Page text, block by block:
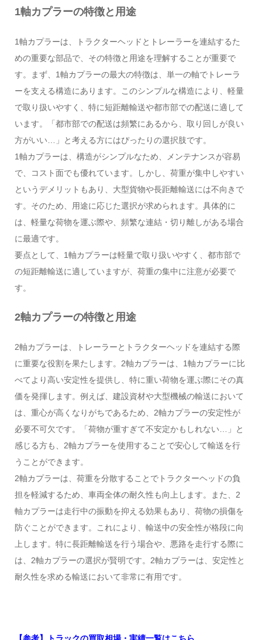
1軸カプラーの特徴と用途
1軸カプラーは、トラクターヘッドとトレーラーを連結するた
めの重要な部品で、その特徴と用途を理解することが重要で
す。まず、1軸カプラーの最大の特徴は、単一の軸でトレーラ
ーを支える構造にあります。このシンプルな構造により、軽量
で取り扱いやすく、特に短距離輸送や都市部での配送に適して
います。「都市部での配送は頻繁にあるから、取り回しが良い
方がいい…」と考える方にはぴったりの選択肢です。
1軸カプラーは、構造がシンプルなため、メンテナンスが容易
で、コスト面でも優れています。しかし、荷重が集中しやすい
というデメリットもあり、大型貨物や長距離輸送には不向きで
す。そのため、用途に応じた選択が求められます。具体的に
は、軽量な荷物を運ぶ際や、頻繁な連結・切り離しがある場合
に最適です。
要点として、1軸カプラーは軽量で取り扱いやすく、都市部で
の短距離輸送に適していますが、荷重の集中に注意が必要で
す。
2軸カプラーの特徴と用途
2軸カプラーは、トレーラーとトラクターヘッドを連結する際
に重要な役割を果たします。2軸カプラーは、1軸カプラーに比
べてより高い安定性を提供し、特に重い荷物を運ぶ際にその真
価を発揮します。例えば、建設資材や大型機械の輸送において
は、重心が高くなりがちであるため、2軸カプラーの安定性が
必要不可欠です。「荷物が重すぎて不安定かもしれない…」と
感じる方も、2軸カプラーを使用することで安心して輸送を行
うことができます。
2軸カプラーは、荷重を分散することでトラクターヘッドの負
担を軽減するため、車両全体の耐久性も向上します。また、2
軸カプラーは走行中の振動を抑える効果もあり、荷物の損傷を
防ぐことができます。これにより、輸送中の安全性が格段に向
上します。特に長距離輸送を行う場合や、悪路を走行する際に
は、2軸カプラーの選択が賢明です。2軸カプラーは、安定性と
耐久性を求める輸送において非常に有用です。